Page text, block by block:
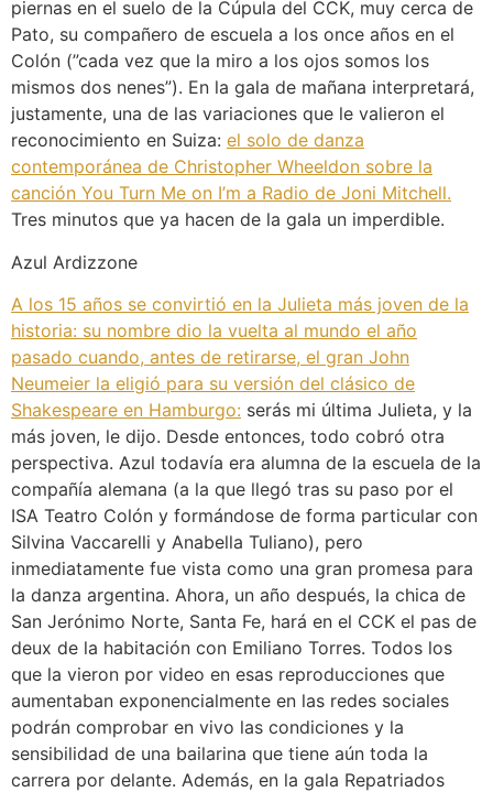
piernas en el suelo de la Cúpula del CCK, muy cerca de
Pato, su compañero de escuela a los once años en el
Colón (”cada vez que la miro a los ojos somos los
mismos dos nenes”). En la gala de mañana interpretará,
justamente, una de las variaciones que le valieron el
reconocimiento en Suiza: el solo de danza
contemporánea de Christopher Wheeldon sobre la
canción You Turn Me on I’m a Radio de Joni Mitchell.
Tres minutos que ya hacen de la gala un imperdible.
Azul Ardizzone
A los 15 años se convirtió en la Julieta más joven de la
historia: su nombre dio la vuelta al mundo el año
pasado cuando, antes de retirarse, el gran John
Neumeier la eligió para su versión del clásico de
Shakespeare en Hamburgo: serás mi última Julieta, y la
más joven, le dijo. Desde entonces, todo cobró otra
perspectiva. Azul todavía era alumna de la escuela de la
compañía alemana (a la que llegó tras su paso por el
ISA Teatro Colón y formándose de forma particular con
Silvina Vaccarelli y Anabella Tuliano), pero
inmediatamente fue vista como una gran promesa para
la danza argentina. Ahora, un año después, la chica de
San Jerónimo Norte, Santa Fe, hará en el CCK el pas de
deux de la habitación con Emiliano Torres. Todos los
que la vieron por video en esas reproducciones que
aumentaban exponencialmente en las redes sociales
podrán comprobar en vivo las condiciones y la
sensibilidad de una bailarina que tiene aún toda la
carrera por delante. Además, en la gala Repatriados